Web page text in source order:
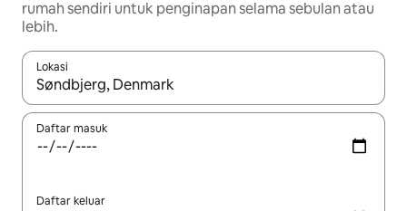
rumah sendiri untuk penginapan selama sebulan atau
lebih.
Lokasi
Apabila hasil tersedia, navigasi dengan kekunci anak panah
Daftar masuk
Daftar keluar